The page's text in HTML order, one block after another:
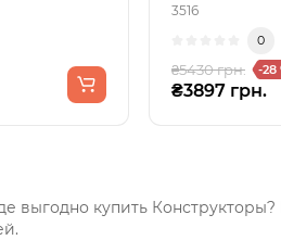
3516
0
₴5430 грн. -28
₴3897 грн.
выгодно купить